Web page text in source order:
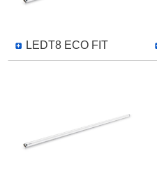
LEDT8 ECO FIT